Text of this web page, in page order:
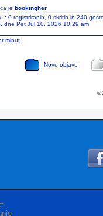
je bookingher
:: 0 registriranih, 0 skritih in 240
, dne Pet Jul 10, 2026 10:29 am
minut.
Nove objave
©